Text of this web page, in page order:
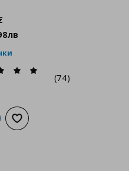
с любими
лв
(74)
в кошницата
Добави към списъка с